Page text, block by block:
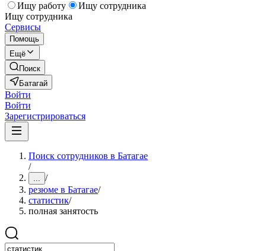
Ищу работу
Ищу сотрудника
Ищу сотрудника
Сервисы
Помощь
Ещё
Поиск
Батагай
Войти
Войти
Зарегистрироваться
Поиск сотрудников в Батагае
/
... /
резюме в Батагае/
статистик/
полная занятость